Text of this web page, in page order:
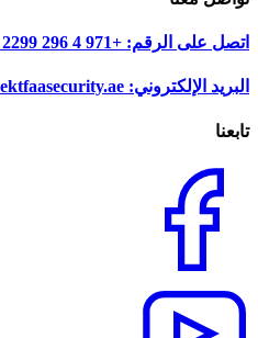
اتصل على الرقم: +971 4 296 2299 4 971+
البريد الإلكتروني: info@ektfaasecurity.ae
تابعنا